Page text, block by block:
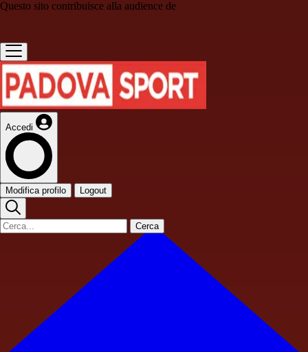
Questo sito contribuisce alla audience de
Accedi
Modifica profilo Logout
Cerca